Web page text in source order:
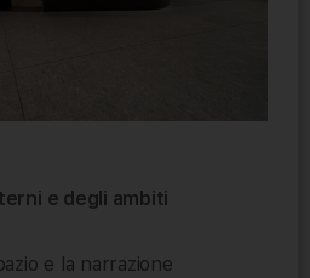
e degli ambiti
e la narrazione